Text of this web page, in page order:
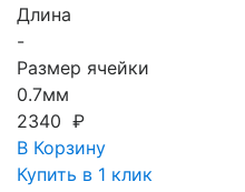
Длина
-
Размер ячейки
0.7мм
2340 ₽
В Корзину
Купить в 1 клик